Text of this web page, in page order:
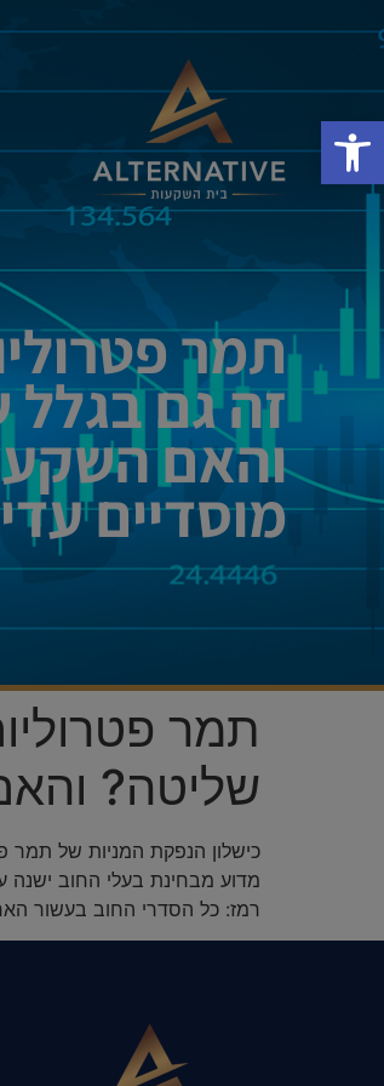
פתח סרגל נגישות
תמר
זה גם
והאם
מוסדיים
תמר
שליטה?
כישלון הנפקת המניות של
מדוע מבחינת בעלי החוב ישנה
רמז: כל הסדרי החוב בעשור